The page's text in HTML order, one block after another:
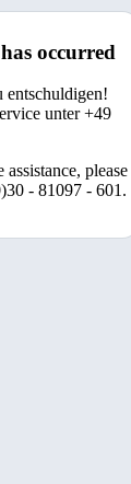
occurred
entschuldigen!
unter +49
please
- 81097 - 601.